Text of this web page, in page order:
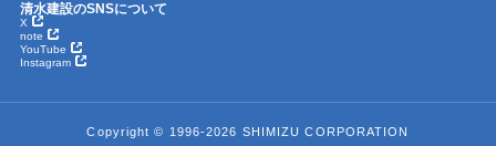
清水建設のSNSについて
X
note
YouTube
Instagram
Copyright © 1996-2026 SHIMIZU CORPORATION